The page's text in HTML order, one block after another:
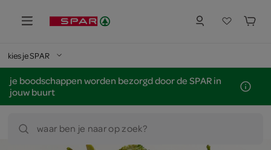
kies je SPAR
je boodschappen worden bezorgd door de SPAR in
jouw buurt
waar ben je naar op zoek?